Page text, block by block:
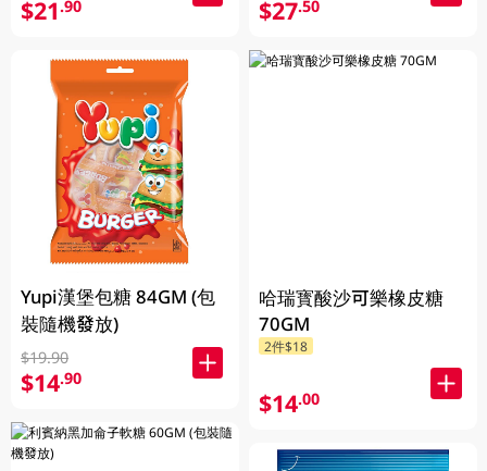
$21.90
Yupi漢堡包糖 84GM (包
裝隨機發放)
$19.90
$14.90
$27.50
哈瑞寳酸沙可樂橡皮糖
70GM
2件$18
$14.00